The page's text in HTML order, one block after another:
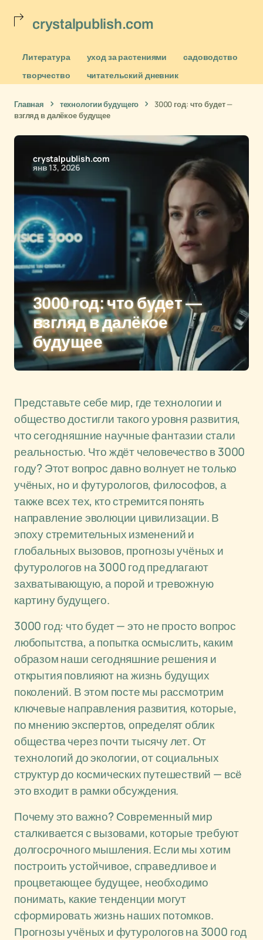
crystalpublish.com
Литература уход за растениями
садоводство
творчество
читательский дневник
Главная технологии будущего
3000 год: что будет —
взгляд в далёкое будущее
crystalpublish.com
янв 13, 2026
3000 год: что будет —
взгляд в далёкое
будущее
Представьте себе мир, где технологии и
общество достигли такого уровня развития,
что сегодняшние научные фантазии стали
реальностью. Что ждёт человечество в 3000
году? Этот вопрос давно волнует не только
учёных, но и футурологов, философов, а
также всех тех, кто стремится понять
направление эволюции цивилизации. В
эпоху стремительных изменений и
глобальных вызовов, прогнозы учёных и
футурологов на 3000 год предлагают
захватывающую, а порой и тревожную
картину будущего.
3000 год: что будет — это не просто вопрос
любопытства, а попытка осмыслить, каким
образом наши сегодняшние решения и
открытия повлияют на жизнь будущих
поколений. В этом посте мы рассмотрим
ключевые направления развития, которые,
по мнению экспертов, определят облик
общества через почти тысячу лет. От
технологий до экологии, от социальных
структур до космических путешествий — всё
это входит в рамки обсуждения.
Почему это важно? Современный мир
сталкивается с вызовами, которые требуют
долгосрочного мышления. Если мы хотим
построить устойчивое, справедливое и
процветающее будущее, необходимо
понимать, какие тенденции могут
сформировать жизнь наших потомков.
Прогнозы учёных и футурологов на 3000 год